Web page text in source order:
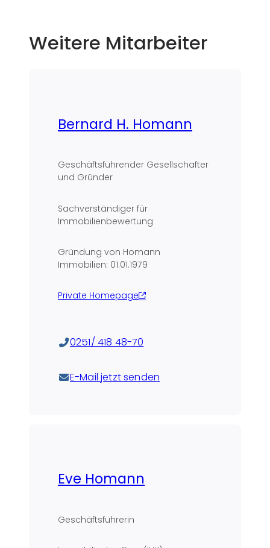
Weitere Mitarbeiter
Bernard H. Homann
Geschäftsführender Gesellschafter
und Gründer
Sachverständiger für
Immobilienbewertung
Gründung von Homann
Immobilien: 01.01.1979
Private Homepage
0251/ 418 48-70
E-Mail jetzt senden
Eve Homann
Geschäftsführerin